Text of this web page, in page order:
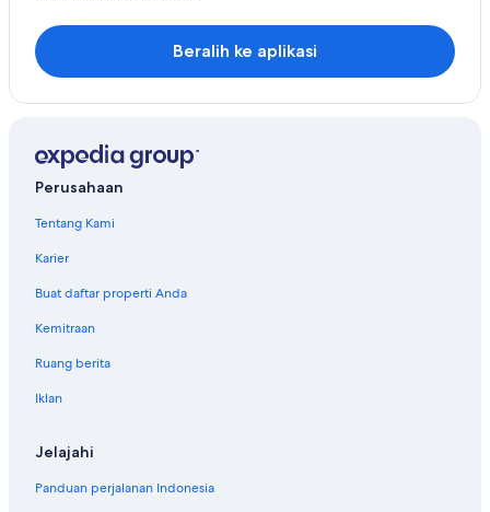
Beralih ke aplikasi
Perusahaan
Tentang Kami
Karier
Buat daftar properti Anda
Kemitraan
Ruang berita
Iklan
Jelajahi
Panduan perjalanan Indonesia